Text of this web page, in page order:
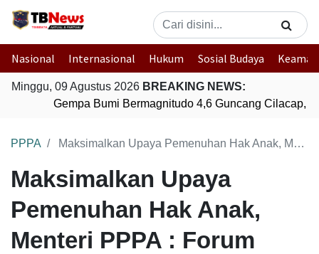
Nasional Internasional Hukum Sosial Budaya
Minggu, 09 Agustus 2026 BREAKING NEWS:
Gempa Bumi Bermagnitudo 4,6 Guncang Cilacap,
PPPA Maksimalkan Upaya Pemenuhan Hak Anak, Menteri PPPA : Forum Anak Nasional dan Forum Genre Indonesia Siap Kolaborasi
Maksimalkan Upaya
Pemenuhan Hak Anak,
Menteri PPPA : Forum